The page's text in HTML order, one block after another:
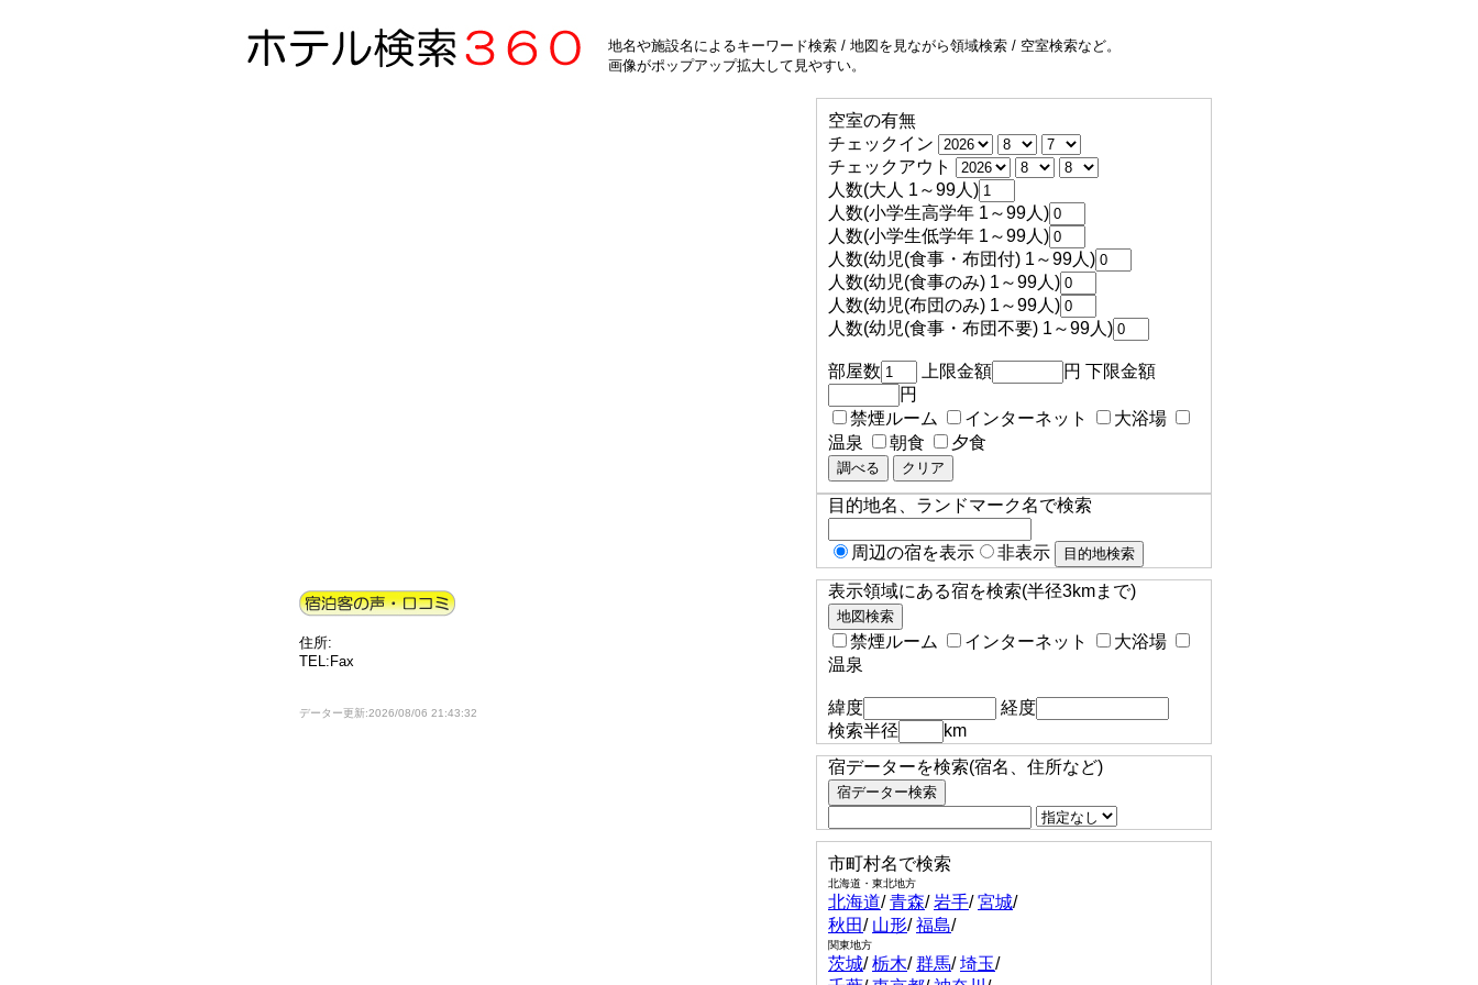
地名や施設名によるキーワード検索 / 地図を見ながら領域検索 / 空室検索など。
画像がポップアップ拡大して見やすい。
住所:
TEL:Fax
データー更新:2026/08/06 21:43:32
空室の有無
チェックイン
チェックアウト
人数(大人 1～99人)
人数(小学生高学年 1～99人)
人数(小学生低学年 1～99人)
人数(幼児(食事・布団付) 1～99人)
人数(幼児(食事のみ) 1～99人)
人数(幼児(布団のみ) 1～99人)
人数(幼児(食事・布団不要) 1～99人)
部屋数 上限金額
円 下限金額
円
禁煙ルーム
インターネット
大浴場
温泉
朝食 夕食
目的地名、ランドマーク名で検索
周辺の宿を表示 非表示
表示領域にある宿を検索(半径3kmまで)
禁煙ルーム インターネット
大浴場
温泉
緯度
経度
検索半径
km
宿データーを検索(宿名、住所など)
市町村名で検索
北海道・東北地方
北海道/青森/岩手/宮城/
秋田/ 山形/福島/
関東地方
茨城/栃木/群馬/埼玉/